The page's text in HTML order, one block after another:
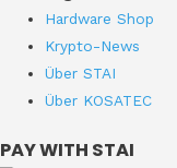
Hardware Shop
Krypto-News
Über STAI
Über KOSATEC
PAY WITH STAI